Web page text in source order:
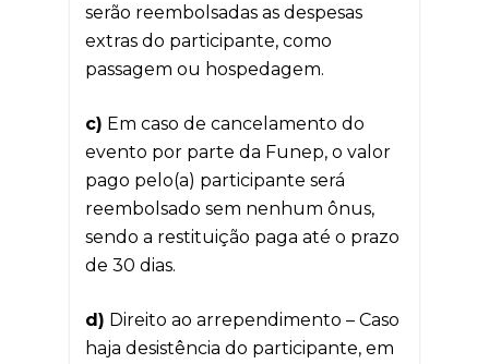
serão reembolsadas as despesas
extras do participante, como
passagem ou hospedagem.
c) Em caso de cancelamento do
evento por parte da Funep, o valor
pago pelo(a) participante será
reembolsado sem nenhum ônus,
sendo a restituição paga até o prazo
de 30 dias.
d) Direito ao arrependimento – Caso
haja desistência do participante, em